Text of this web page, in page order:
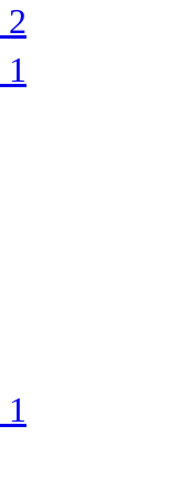
2
1
1